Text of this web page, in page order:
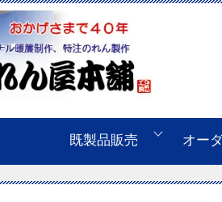
既製品販売 オー